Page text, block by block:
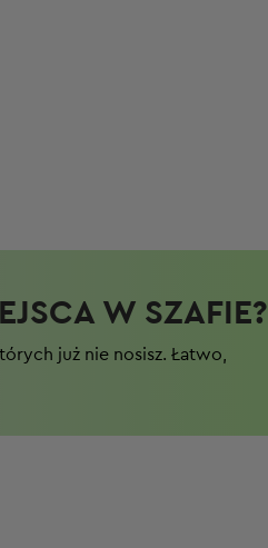
W SZAFIE?​
już nie nosisz. Łatwo,